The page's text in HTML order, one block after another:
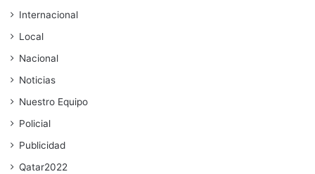
Internacional
Local
Nacional
Noticias
Nuestro Equipo
Policial
Publicidad
Qatar2022